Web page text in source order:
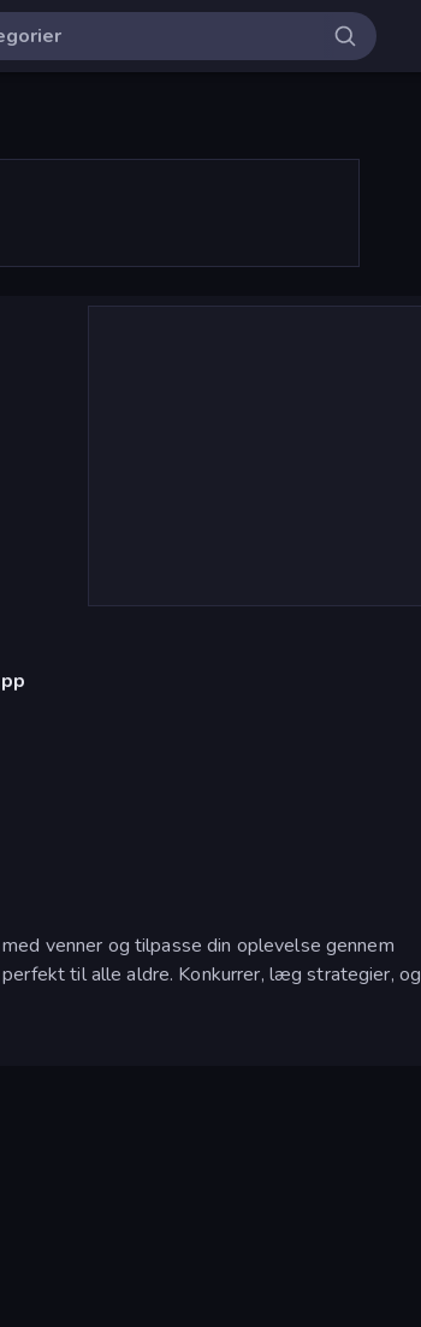
venner og tilpasse din oplevelse gennem
til alle aldre. Konkurrer, læg strategier, og